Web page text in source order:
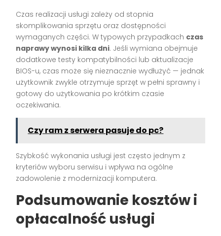
Czas realizacji usługi zależy od stopnia
skomplikowania sprzętu oraz dostępności
wymaganych części. W typowych przypadkach czas
naprawy wynosi kilka dni. Jeśli wymiana obejmuje
dodatkowe testy kompatybilności lub aktualizacje
BIOS-u, czas może się nieznacznie wydłużyć — jednak
użytkownik zwykle otrzymuje sprzęt w pełni sprawny i
gotowy do użytkowania po krótkim czasie
oczekiwania.
Czy ram z serwera pasuje do pc?
Szybkość wykonania usługi jest często jednym z
kryteriów wyboru serwisu i wpływa na ogólne
zadowolenie z modernizacji komputera.
Podsumowanie kosztów i
opłacalność usługi